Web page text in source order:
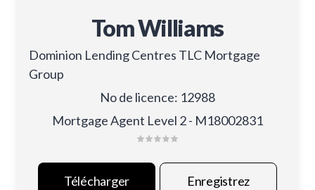
Tom Williams
Dominion Lending Centres TLC Mortgage
Group
No de licence: 12988
Mortgage Agent Level 2 - M18002831
Télécharger
Enregistrez